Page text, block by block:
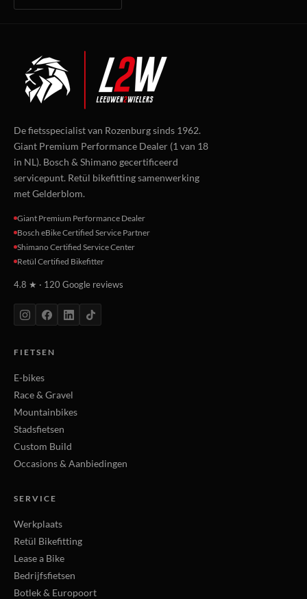
De fietsspecialist van Rozenburg sinds 1962.
Giant Premium Performance Dealer (1 van 18
in NL). Bosch & Shimano gecertificeerd
servicepunt. Retül bikefitting samenwerking
met Gelderblom.
Giant Premium Performance Dealer
Bosch eBike Certified Service Partner
Shimano Certified Service Center
Retül Certified Bikefitter
4.8 ★ · 120 Google reviews
FIETSEN
E-bikes
Race & Gravel
Mountainbikes
Stadsfietsen
Custom Build
Occasions & Aanbiedingen
SERVICE
Werkplaats
Retül Bikefitting
Lease a Bike
Bedrijfsfietsen
Botlek & Europoort